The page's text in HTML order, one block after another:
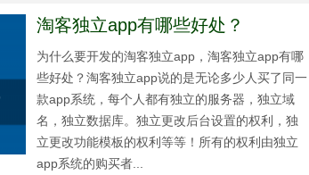
淘客独立app有哪些好处？
为什么要开发的淘客独立app，淘客独立app有哪
些好处？淘客独立app说的是无论多少人买了同一
款app系统，每个人都有独立的服务器，独立域
名，独立数据库。独立更改后台设置的权利，独
立更改功能模板的权利等等！所有的权利由独立
app系统的购买者...